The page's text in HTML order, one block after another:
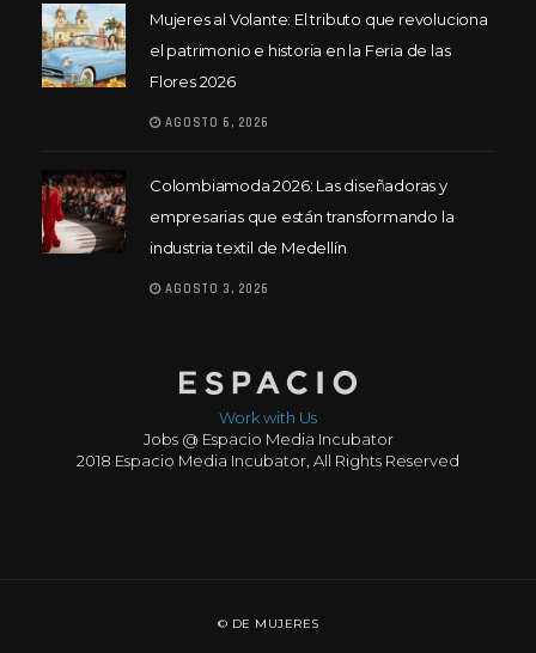
Mujeres al Volante: El tributo que revoluciona
el patrimonio e historia en la Feria de las
Flores 2026
AGOSTO 6, 2026
Colombiamoda 2026: Las diseñadoras y
empresarias que están transformando la
industria textil de Medellín
AGOSTO 3, 2026
Work with Us
Jobs @ Espacio Media Incubator
2018 Espacio Media Incubator, All Rights Reserved
© DE MUJERES